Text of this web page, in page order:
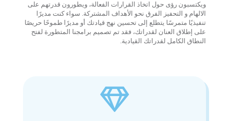
ويكتسبون رؤى حول اتخاذ القرارات الفعالة، ويطورون قدرتهم على
الالهام و التحفيز الفرق نحو الأهداف المشتركة. سواء كنت مديرًا
تنفيذيًا متمرسًا يتطلع إلى تحسين نهج قيادتك أو مديرًا طموحًا حريصًا
على إطلاق العنان لقدراتك، فقد تم تصميم برامجنا المتطورة لفتح
النطاق الكامل لقدراتك القيادية.
